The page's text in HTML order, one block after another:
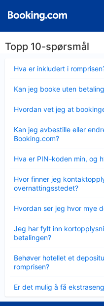
Topp 10-spørsmål
Hva er inkludert i
mindre
Kan jeg booke uten
mindre
Hvordan vet jeg at
mindre
Kan jeg avbestille eller
Booking.com?
mindre
Hva er PIN-koden min, og
mindre
Hvor finner jeg
overnattingsstedet?
mindre
Hvordan ser jeg hvor mye
mindre
Jeg har fylt inn
betalingen?
mindre
Behøver hotellet et
romprisen?
mindre
Er det mulig å få
mindre